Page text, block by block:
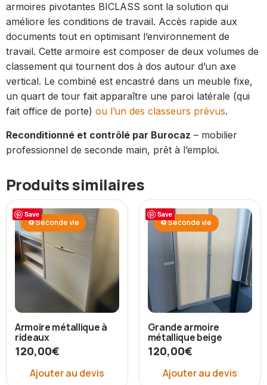
armoires pivotantes BICLASS sont la solution qui
améliore les conditions de travail. Accès rapide aux
documents tout en optimisant l’environnement de
travail. Cette armoire est composer de deux volumes de
classement qui tournent dos à dos autour d’un axe
vertical. Le combiné est encastré dans un meuble fixe,
un quart de tour fait apparaître une paroi latérale (qui
fait office de porte) ou l’un des classeurs prévus.
Reconditionné et contrôlé par Burocaz – mobilier
professionnel de seconde main, prêt à l’emploi.
Produits similaires
Save
♻ Seconde vie
Armoire métallique à
rideaux
120,00€
Ajouter au devis
Save
♻ Seconde vie
Grande armoire
métallique beige
120,00€
Ajouter au devis